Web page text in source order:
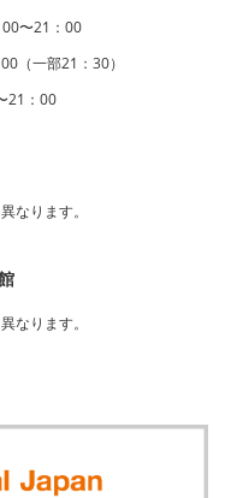
〜21：00
（一部21：30）
21：00
なります。
なります。